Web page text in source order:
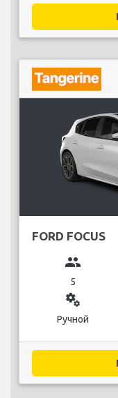
FORD FOCUS
group
5
miscellaneous_services
Ручной